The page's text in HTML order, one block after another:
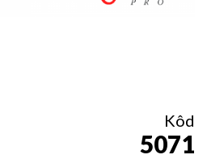
Kôd
5071